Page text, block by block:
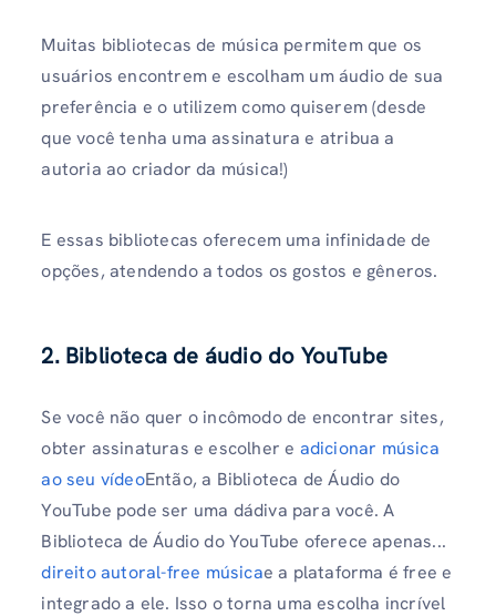
Muitas bibliotecas de música permitem que os
usuários encontrem e escolham um áudio de sua
preferência e o utilizem como quiserem (desde
que você tenha uma assinatura e atribua a
autoria ao criador da música!)
E essas bibliotecas oferecem uma infinidade de
opções, atendendo a todos os gostos e gêneros.
2. Biblioteca de áudio do YouTube
Se você não quer o incômodo de encontrar sites,
obter assinaturas e escolher e adicionar música
ao seu vídeoEntão, a Biblioteca de Áudio do
YouTube pode ser uma dádiva para você. A
Biblioteca de Áudio do YouTube oferece apenas...
direito autoral-free músicae a plataforma é free e
integrado a ele. Isso o torna uma escolha incrível